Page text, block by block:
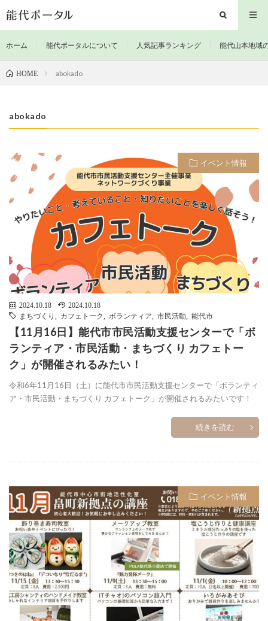
ホーム 能代ポータルについて 人気記事ランキング 能代山本地域
HOME abokado
abokado
イベント情報
2024.10.18
2024.10.18
まちづくり
カフェトーク ボランティア 市民活動 能代市
【11月16日】能代市市民活動支援センターで「ボ
ランティア・市民活動・まちづくり カフェトー
ク」が開催されるみたい！
令和6年11月16日（土）に能代市市民活動支援センターで「ボランティ
ア・市民活動・まちづくり カフェトーク」が開催されるみたいです！
続きを読む
イベント情報